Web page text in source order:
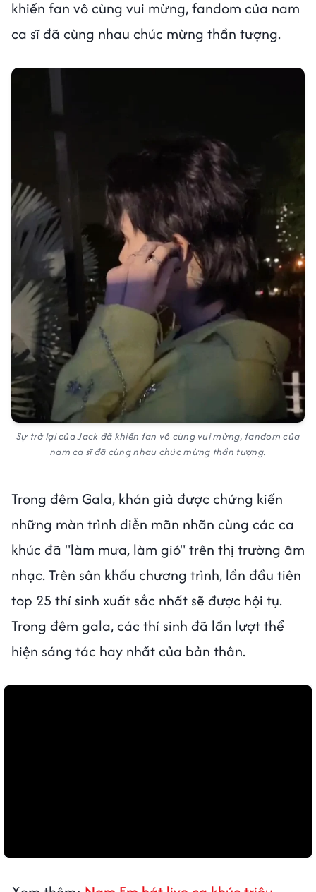
khiến fan vô cùng vui mừng, fandom của nam
ca sĩ đã cùng nhau chúc mừng thần tượng.
Sự trở lại của Jack đã khiến fan vô cùng vui mừng, fandom của
nam ca sĩ đã cùng nhau chúc mừng thần tượng.
Trong đêm Gala, khán giả được chứng kiến
những màn trình diễn mãn nhãn cùng các ca
khúc đã "làm mưa, làm gió" trên thị trường âm
nhạc. Trên sân khấu chương trình, lần đầu tiên
top 25 thí sinh xuất sắc nhất sẽ được hội tụ.
Trong đêm gala, các thí sinh đã lần lượt thể
hiện sáng tác hay nhất của bản thân.